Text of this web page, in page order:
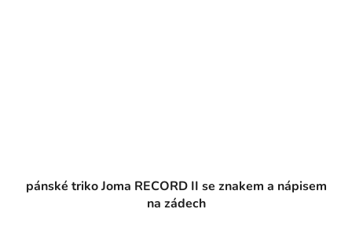
pánské triko Joma RECORD II se znakem a nápisem
na zádech